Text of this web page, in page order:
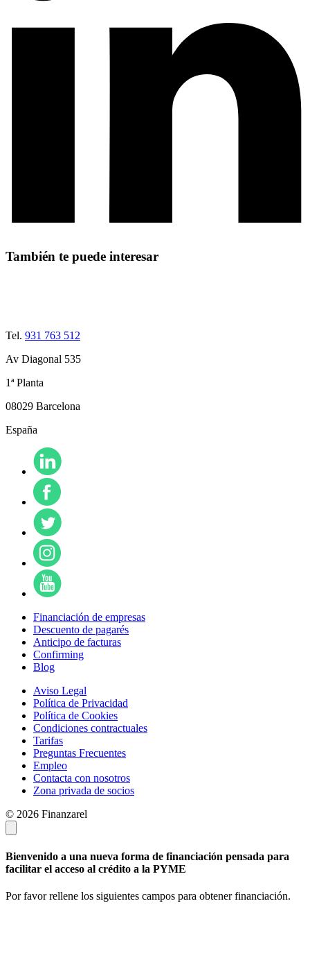
También te puede interesar
Tel. 931 763 512
Av Diagonal 535
1ª Planta
08029 Barcelona
España
Financiación de empresas
Descuento de pagarés
Anticipo de facturas
Confirming
Blog
Aviso Legal
Política de Privacidad
Política de Cookies
Condiciones contractuales
Tarifas
Preguntas Frecuentes
Empleo
Contacta con nosotros
Zona privada de socios
© 2026 Finanzarel
Bienvenido a una nueva forma de financiación pensada para
facilitar el acceso al crédito a la PYME
Por favor rellene los siguientes campos para obtener financiación.